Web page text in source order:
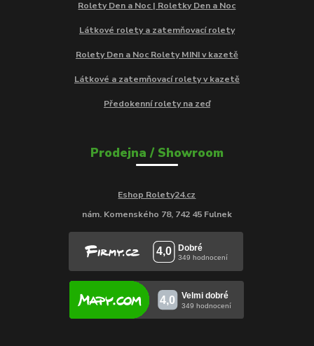
Rolety Den a Noc | Roletky Den a Noc
Látkové rolety a zatemňovací rolety
Rolety Den a Noc Rolety MINI v kazetě
Látkové a zatemňovací rolety v kazetě
Předokenní rolety na zeď
Prodejna / Showroom
Eshop Rolety24.cz
nám. Komenského 78, 742 45 Fulnek